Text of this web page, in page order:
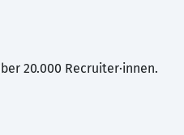
20.000 Recruiter·innen.